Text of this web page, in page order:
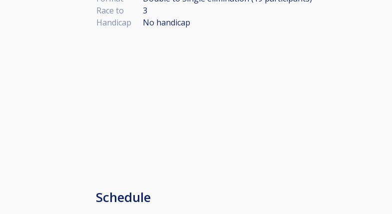
Race to
3
Handicap
No handicap
Schedule